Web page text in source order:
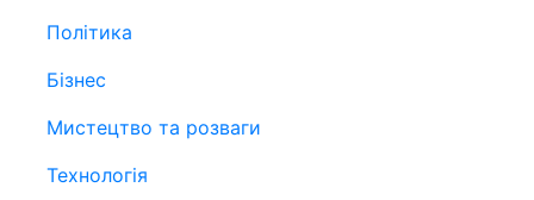
Політика
Бізнес
Мистецтво та розваги
Технологія